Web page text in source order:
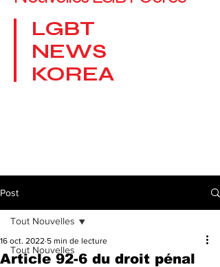
LGBT
NEWS
KOREA
Post
Tout Nouvelles
Tout Nouvelles
Article 92-6 du droit pénal
16 oct. 2022 5 min de lecture